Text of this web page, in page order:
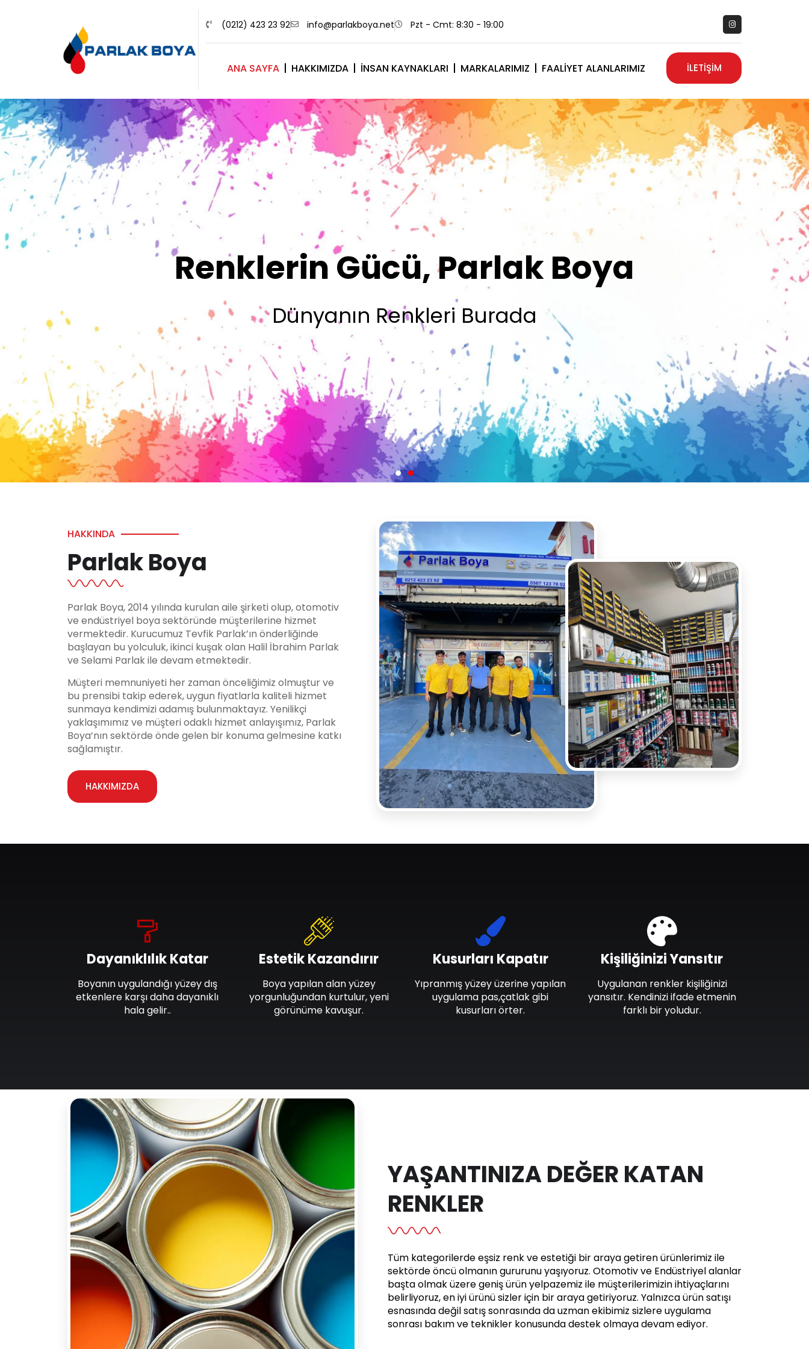
(0212) 423 23 92 info@parlakboya.net Pzt - Cmt: 8:30 - 19:00
ANA SAYFA HAKKIMIZDA İNSAN KAYNAKLARI MARKALARIMIZ FAALIYET ALANLARIMIZ İLETİŞİM
Renklerimiz Sizin İmzanız
Olsun
HAKKINDA
Parlak Boya
Parlak Boya, 2014 yılında kurulan aile şirketi olup, otomotiv
ve endüstriyel boya sektöründe müşterilerine hizmet
vermektedir. Kurucumuz Tevfik Parlak’ın önderliğinde
başlayan bu yolculuk, ikinci kuşak olan Halil İbrahim Parlak
ve Selami Parlak ile devam etmektedir.
Müşteri memnuniyeti her zaman önceliğimiz olmuştur ve
bu prensibi takip ederek, uygun fiyatlarla kaliteli hizmet
sunmaya kendimizi adamış bulunmaktayız. Yenilikçi
yaklaşımımız ve müşteri odaklı hizmet anlayışımız, Parlak
Boya’nın sektörde önde gelen bir konuma gelmesine katkı
sağlamıştır.
HAKKIMIZDA
Dayanıklılık Katar
Boyanın uygulandığı yüzey dış
etkenlere karşı daha dayanıklı
hala gelir..
Estetik Kazandırır
Boya yapılan alan yüzey
yorgunluğundan kurtulur, yeni
görünüme kavuşur.
Kusurları Kapatır
Yıpranmış yüzey üzerine yapılan
uygulama pas,çatlak gibi
kusurları örter.
Kişiliğinizi Yansıtır
Uygulanan renkler kişiliğinizi
yansıtır. Kendinizi ifade etmenin
farklı bir yoludur.
YAŞANTINIZA DEĞER KATAN
RENKLER
Tüm kategorilerde eşsiz renk ve estetiği bir araya getiren ürünlerimiz ile
sektörde öncü olmanın gururunu yaşıyoruz. Otomotiv ve Endüstriyel alanlar
başta olmak üzere geniş ürün yelpazemiz ile müşterilerimizin ihtiyaçlarını
belirliyoruz, en iyi ürünü sizler için bir araya getiriyoruz. Yalnızca ürün satışı
esnasında değil satış sonrasında da uzman ekibimiz sizlere uygulama
sonrası bakım ve teknikler konusunda destek olmaya devam ediyor.